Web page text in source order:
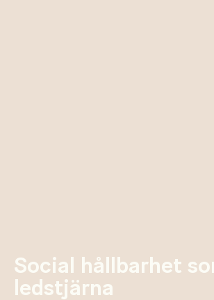
Social hållbarhet
ledstjärna